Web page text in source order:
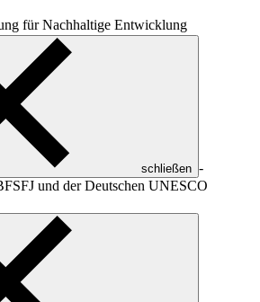
für Nachhaltige Entwicklung
schließen -
und der Deutschen UNESCO